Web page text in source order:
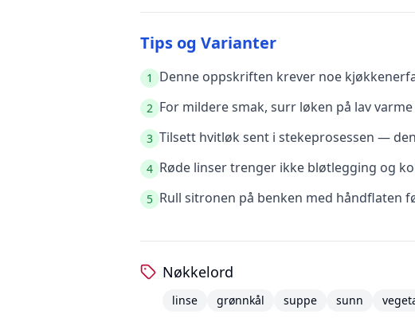
Tips og Varianter
1 Denne oppskriften krever noe
2 For mildere smak, surr løken på lav
3 Tilsett hvitløk sent i stekeprosessen —
4 Røde linser trenger ikke bløtlegging og
5 Rull sitronen på benken med håndflaten
Nøkkelord
linse grønnkål suppe sunn